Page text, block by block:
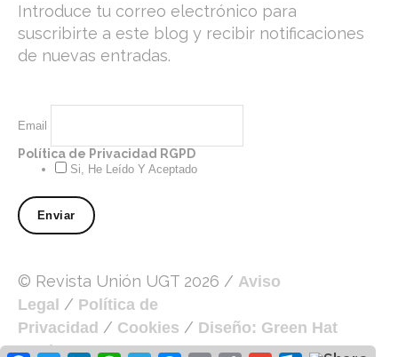
Introduce tu correo electrónico para
suscribirte a este blog y recibir notificaciones
de nuevas entradas.
Email
Política de Privacidad RGPD
Si, He Leído Y Aceptado
© Revista Unión UGT 2026 / Aviso
Legal / Política de
Privacidad / Cookies / Diseño: Green Hat
Workers